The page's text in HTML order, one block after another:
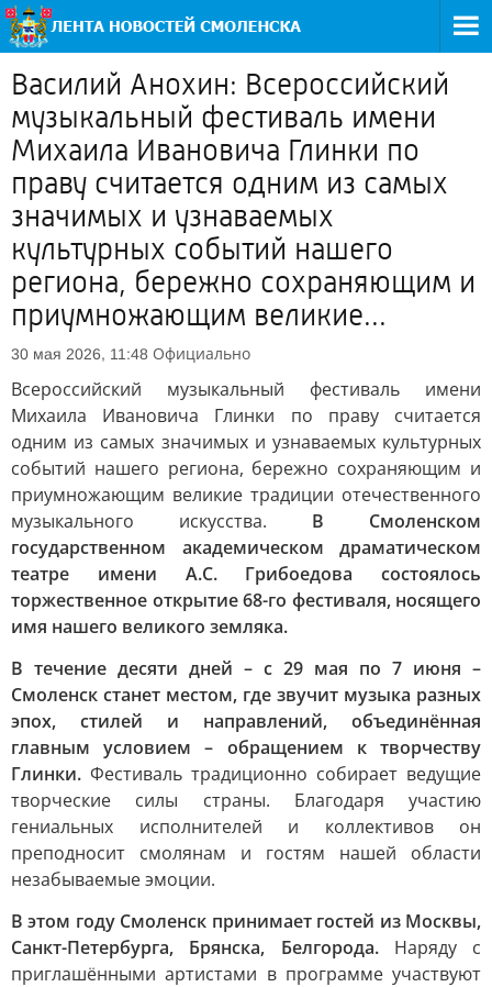
Василий Анохин: Всероссийский
музыкальный фестиваль имени
Михаила Ивановича Глинки по
праву считается одним из самых
значимых и узнаваемых
культурных событий нашего
региона, бережно сохраняющим и
приумножающим великие...
30 мая 2026, 11:48 Официально
Всероссийский музыкальный фестиваль имени
Михаила Ивановича Глинки по праву считается
одним из самых значимых и узнаваемых культурных
событий нашего региона, бережно сохраняющим и
приумножающим великие традиции отечественного
музыкального искусства. В Смоленском
государственном академическом драматическом
театре имени А.С. Грибоедова состоялось
торжественное открытие 68-го фестиваля, носящего
имя нашего великого земляка.
В течение десяти дней – с 29 мая по 7 июня –
Смоленск станет местом, где звучит музыка разных
эпох, стилей и направлений, объединённая
главным условием – обращением к творчеству
Глинки. Фестиваль традиционно собирает ведущие
творческие силы страны. Благодаря участию
гениальных исполнителей и коллективов он
преподносит смолянам и гостям нашей области
незабываемые эмоции.
В этом году Смоленск принимает гостей из Москвы,
Санкт-Петербурга, Брянска, Белгорода.Наряду с
приглашёнными артистами в программе участвуют